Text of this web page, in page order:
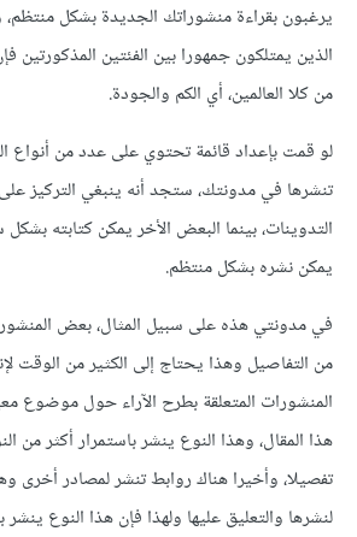
يرغبون بقراءة منشوراتك الجديدة بشكل منتظم،
الذين يمتلكون جمهورا بين الفئتين المذكورتين
من كلا العالمين، أي الكم والجودة.
لو قمت بإعداد قائمة تحتوي على عدد من أنواع
تنشرها في مدونتك، ستجد أنه ينبغي التركيز
التدوينات، بينما البعض الأخر يمكن كتابته
يمكن نشره بشكل منتظم.
في مدونتي هذه على سبيل المثال، بعض
من التفاصيل وهذا يحتاج إلى الكثير من الوقت
المنشورات المتعلقة بطرح الآراء حول موضوع
هذا المقال، وهذا النوع ينشر باستمرار أكثر من
تفصيلا، وأخيرا هناك روابط تنشر لمصادر أخرى
لنشرها والتعليق عليها ولهذا فإن هذا النوع ينشر